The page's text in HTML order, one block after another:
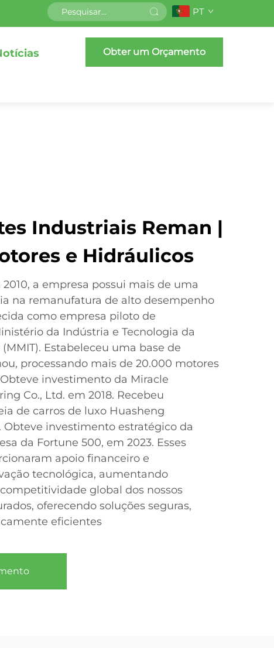
PT
Obter um Orçamento
Industriais Reman |
e Hidráulicos
a empresa possui mais de uma
na remanufatura de alto desempenho
como empresa piloto de
da Indústria e Tecnologia da
Estabeleceu uma base de
processando mais de 20.000 motores
investimento da Miracle
Co., Ltd. em 2018. Recebeu
de carros de luxo Huasheng
Obteve investimento estratégico da
da Fortune 500, em 2023. Esses
apoio financeiro e
tecnológica, aumentando
global dos nossos
oferecendo soluções seguras,
eficientes